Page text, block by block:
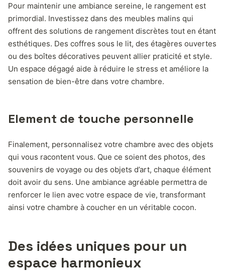
Pour maintenir une ambiance sereine, le rangement est
primordial. Investissez dans des meubles malins qui
offrent des solutions de rangement discrètes tout en étant
esthétiques. Des coffres sous le lit, des étagères ouvertes
ou des boîtes décoratives peuvent allier praticité et style.
Un espace dégagé aide à réduire le stress et améliore la
sensation de bien-être dans votre chambre.
Element de touche personnelle
Finalement, personnalisez votre chambre avec des objets
qui vous racontent vous. Que ce soient des photos, des
souvenirs de voyage ou des objets d’art, chaque élément
doit avoir du sens. Une ambiance agréable permettra de
renforcer le lien avec votre espace de vie, transformant
ainsi votre chambre à coucher en un véritable cocon.
Des idées uniques pour un
espace harmonieux